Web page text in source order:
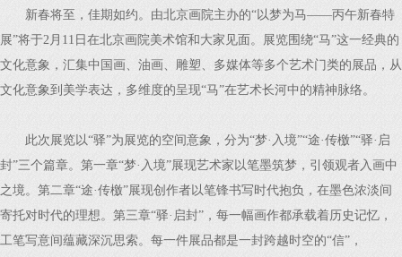
新春将至，佳期如约。由北京画院主办的“以梦为马——丙午新春特
展”将于2月11日在北京画院美术馆和大家见面。展览围绕“马”这一经典的
文化意象，汇集中国画、油画、雕塑、多媒体等多个艺术门类的展品，从
文化意象到美学表达，多维度的呈现“马”在艺术长河中的精神脉络。
此次展览以“驿”为展览的空间意象，分为“梦·入境”“途·传檄”“驿·启
封”三个篇章。第一章“梦·入境”展现艺术家以笔墨筑梦，引领观者入画中
之境。第二章“途·传檄”展现创作者以笔锋书写时代抱负，在墨色浓淡间
寄托对时代的理想。第三章“驿·启封”，每一幅画作都承载着历史记忆，
工笔写意间蕴藏深沉思索。每一件展品都是一封跨越时空的“信”，